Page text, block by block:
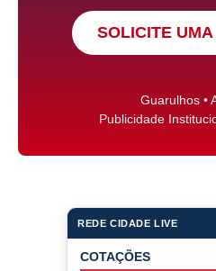
SOLICITE
Guarulhos •
Publicidade
REDE CIDADE LIVE
COTAÇÕES